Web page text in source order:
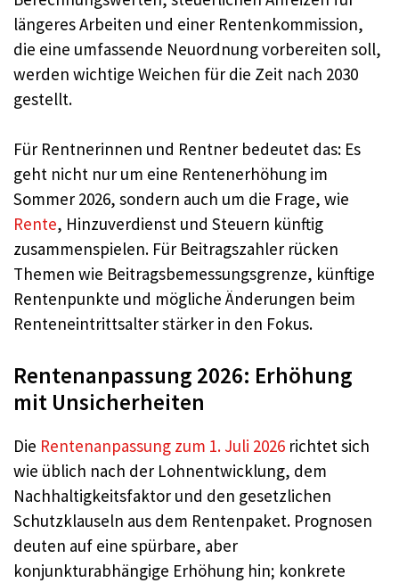
längeres Arbeiten und einer Rentenkommission,
die eine umfassende Neuordnung vorbereiten soll,
werden wichtige Weichen für die Zeit nach 2030
gestellt.
Für Rentnerinnen und Rentner bedeutet das: Es
geht nicht nur um eine Rentenerhöhung im
Sommer 2026, sondern auch um die Frage, wie
Rente, Hinzuverdienst und Steuern künftig
zusammenspielen. Für Beitragszahler rücken
Themen wie Beitragsbemessungsgrenze, künftige
Rentenpunkte und mögliche Änderungen beim
Renteneintrittsalter stärker in den Fokus.
Rentenanpassung 2026: Erhöhung
mit Unsicherheiten
Die Rentenanpassung zum 1. Juli 2026 richtet sich
wie üblich nach der Lohnentwicklung, dem
Nachhaltigkeitsfaktor und den gesetzlichen
Schutzklauseln aus dem Rentenpaket. Prognosen
deuten auf eine spürbare, aber
konjunkturabhängige Erhöhung hin; konkrete